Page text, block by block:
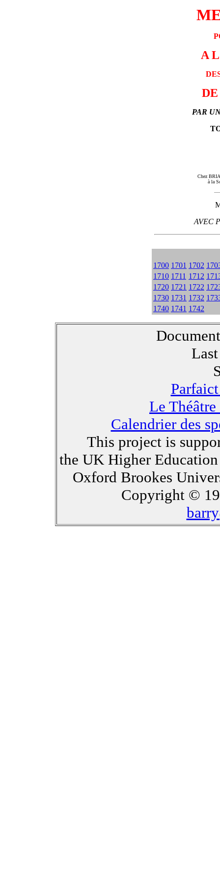
A
PAR
Chez
à la
AVEC
1700 1701 1702
1710 1711 1712
1720 1721 1722
1730 1731 1732
1740 1741 1742
Le
Calendrier des
This project is
the UK Higher
Oxford Brookes
Copyright ©